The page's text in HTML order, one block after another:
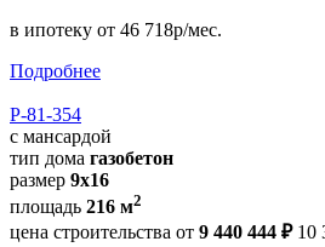
в ипотеку от 46 718р/мес.
Подробнее
Р-81-354
с мансардой
тип дома газобетон
размер 9x16
площадь 216 м2
цена строительства от 9 440 444 ₽ 10